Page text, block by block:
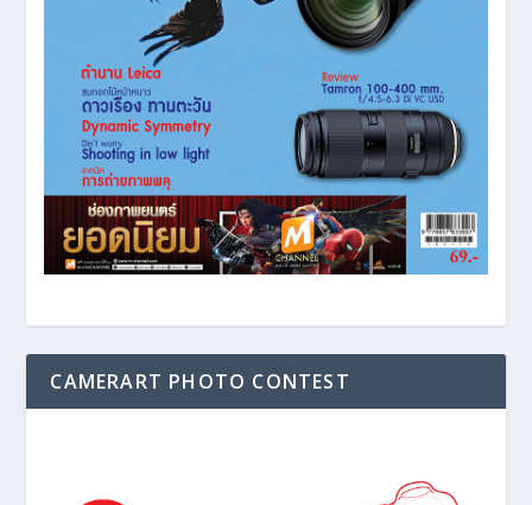
CAMERART PHOTO CONTEST